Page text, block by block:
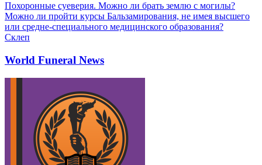
Похоронные суеверия. Можно ли брать землю с могилы?
Можно ли пройти курсы Бальзамирования, не имея высшего
или средне-специального медицинского образования?
Склеп
World Funeral News